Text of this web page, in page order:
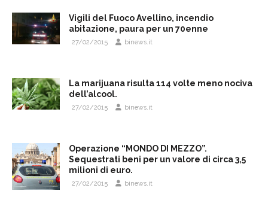
Vigili del Fuoco Avellino, incendio
abitazione, paura per un 70enne
27/02/2015 binews.it
La marijuana risulta 114 volte meno nociva
dell’alcool.
27/02/2015 binews.it
Operazione “MONDO DI MEZZO”.
Sequestrati beni per un valore di circa 3,5
milioni di euro.
27/02/2015 binews.it